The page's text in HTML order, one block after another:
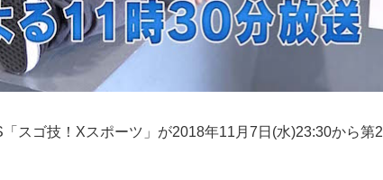
スゴ技！Xスポーツ」が2018年11月7日(水)23:30から第2